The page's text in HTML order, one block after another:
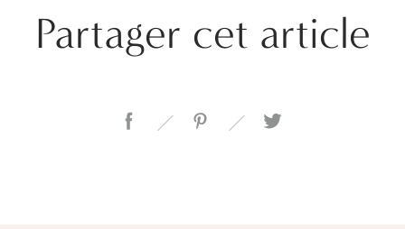
Partager cet article